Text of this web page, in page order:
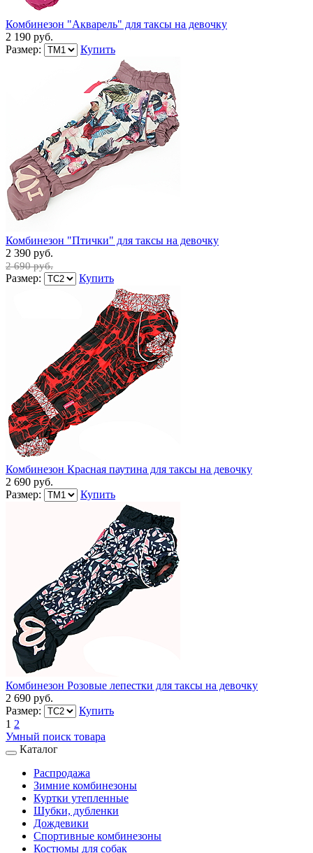
Комбинезон "Акварель" для таксы на девочку
2 190 руб.
Размер:
Купить
Комбинезон "Птички" для таксы на девочку
2 390 руб.
2 690 руб.
Размер: Купить
Комбинезон Красная паутина для таксы на девочку
2 690 руб.
Размер:
Купить
Комбинезон Розовые лепестки для таксы на девочку
2 690 руб.
Размер:
Купить
1 2
Умный поиск товара
Каталог
Распродажа
Зимние комбинезоны
Куртки утепленные
Шубки, дубленки
Дождевики
Спортивные комбинезоны
Костюмы для собак